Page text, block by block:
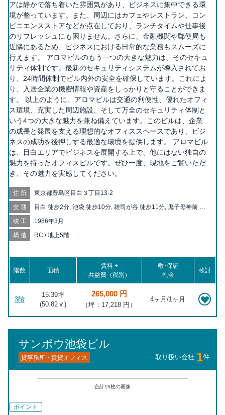
アは静かで落ち着いた雰囲気があり、ビジネスに集中できる環
境が整っています。また、周辺にはカフェやレストラン、コン
ビニエンスストアなどが点在しており、ランチタイムや仕事後
のリフレッシュにも困りません。さらに、金融機関や郵便局も
近隣にあるため、ビジネスにおける日常的な業務もスムーズに
行えます。 アロマビルのもう一つの大きな魅力は、そのセキュ
リティ体制です。最新のセキュリティシステムが導入されてお
り、24時間体制でビル内外の安全を確保しています。これによ
り、入居企業の機密情報や資産をしっかりと守ることができま
す。 以上のように、アロマビルは交通の利便性、優れたオフィ
ス環境、充実した周辺施設、そして万全のセキュリティ体制と
いう4つの大きな魅力を兼ね備えています。このビルは、企業
の成長と発展を支える理想的なオフィススペースであり、ビジ
ネスの成功を後押しする最適な環境を提供します。 アロマビル
は、目白エリアでビジネスを展開する上で、他にはない独自の
魅力を持ったオフィスビルです。ぜひ一度、現地をご覧いただ
き、その魅力を実感してください。
住所 東京都豊島区目白３丁目13-2
交通
目白 徒歩2分, 池袋 徒歩10分, 雑司が谷 徒歩11分, 鬼子母神前 徒
分, 都電雑司ヶ谷 徒歩14分, 下落合 徒歩15分, 東池袋 徒歩15分,
面影橋 徒歩17分, 要町 徒歩17分, 東池袋四丁目 徒歩18分, 西早稲
竣工 1986年3月
構造 RC / 地上5階
階数 面積
賃料 +
共益費（税別）
敷･保証
礼金
検討
3階
15.39坪
(50.82㎡)
265,000 円
（坪：17,218 円）
4ヶ月/1ヶ月
サンポウ池袋ビル
貸事務所・賃貸オフィス 取り扱い会社 1件
合計15枚の画像
ポイント